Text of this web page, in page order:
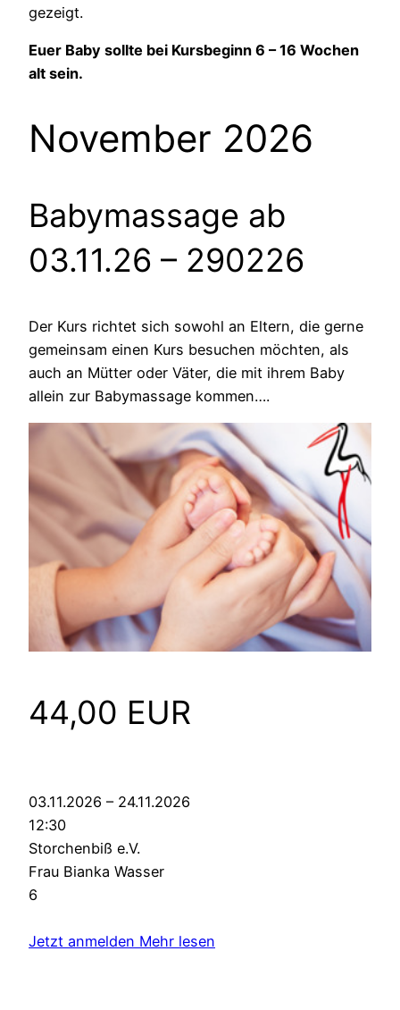
gezeigt.
Euer Baby sollte bei Kursbeginn 6 – 16 Wochen
alt sein.
November 2026
Babymassage ab
03.11.26 – 290226
Der Kurs richtet sich sowohl an Eltern, die gerne
gemeinsam einen Kurs besuchen möchten, als
auch an Mütter oder Väter, die mit ihrem Baby
allein zur Babymassage kommen….
44,00 EUR
03.11.2026 – 24.11.2026
12:30
Storchenbiß e.V.
Frau Bianka Wasser
6
Jetzt anmelden Mehr lesen